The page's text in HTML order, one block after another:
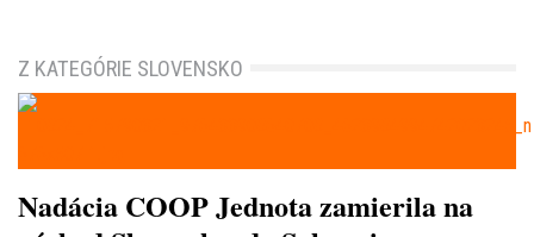
Z KATEGÓRIE SLOVENSKO
Nadácia COOP Jednota zamierila na